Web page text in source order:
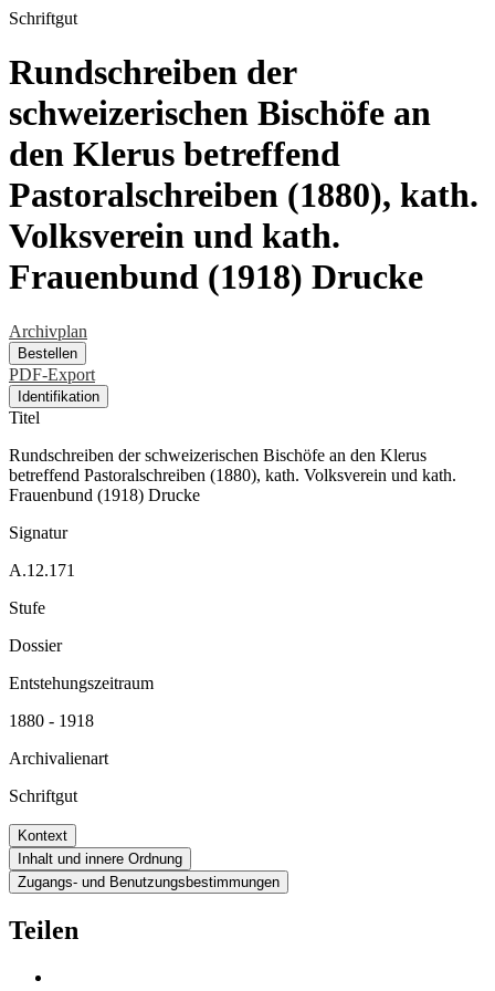
Schriftgut
Rundschreiben der
schweizerischen Bischöfe an
den Klerus betreffend
Pastoralschreiben (1880), kath.
Volksverein und kath.
Frauenbund (1918) Drucke
Archivplan
Bestellen
PDF-Export
Identifikation
Titel
Rundschreiben der schweizerischen Bischöfe an den Klerus
betreffend Pastoralschreiben (1880), kath. Volksverein und kath.
Frauenbund (1918) Drucke
Signatur
A.12.171
Stufe
Dossier
Entstehungszeitraum
1880 - 1918
Archivalienart
Schriftgut
Kontext
Inhalt und innere Ordnung
Zugangs- und Benutzungsbestimmungen
Teilen